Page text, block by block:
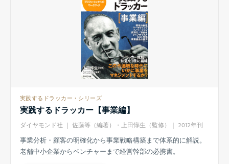
実践するドラッカー・シリーズ
実践するドラッカー【事業編】
ダイヤモンド社 ｜ 佐藤等（編著）・上田惇生（監修）｜ 2012年刊
事業分析・顧客の明確化から事業戦略構築まで体系的に解説。
老舗中小企業からベンチャーまで経営幹部の必携書。